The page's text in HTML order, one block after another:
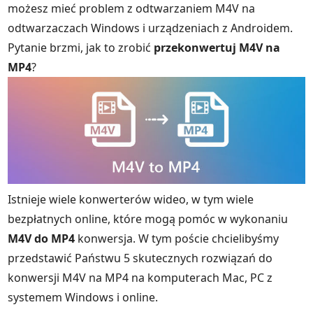
możesz mieć problem z odtwarzaniem M4V na
odtwarzaczach Windows i urządzeniach z Androidem.
Pytanie brzmi, jak to zrobić przekonwertuj M4V na
MP4?
Istnieje wiele konwerterów wideo, w tym wiele
bezpłatnych online, które mogą pomóc w wykonaniu
M4V do MP4 konwersja. W tym poście chcielibyśmy
przedstawić Państwu 5 skutecznych rozwiązań do
konwersji M4V na MP4 na komputerach Mac, PC z
systemem Windows i online.